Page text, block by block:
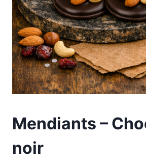
Mendiants –
noir